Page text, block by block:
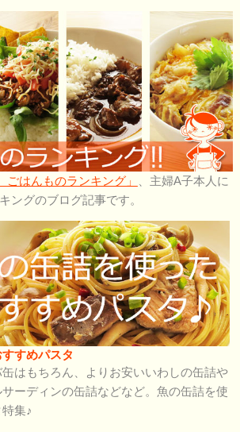
ごはんものランキング」
、主婦A子本人に
ングのブログ記事です。
すめパスタ
はもちろん、よりお安いいわしの缶詰や
ーディンの缶詰などなど。魚の缶詰を使
集♪